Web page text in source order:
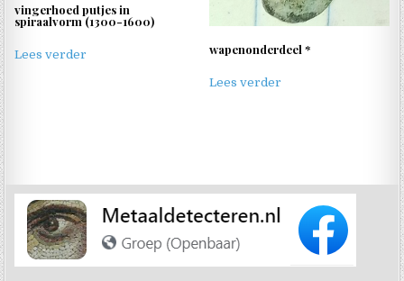
vingerhoed putjes in
spiraalvorm (1300-1600)
Lees verder wapenonderdeel *
Lees verder